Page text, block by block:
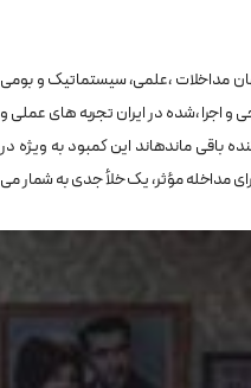
مداخلات ،علمی، سیستماتیک و بومی
اجرا ،شده در ایران تجربه های عملی و
ماندهاند این کمبود به ویژه در
مداخله مؤثر، یک خلأ جدی به شمار می